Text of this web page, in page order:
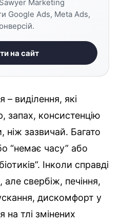
Marketing
Google Ads, Meta Ads,
на сайт
– виділення, які
запах, консистенцію
ніж зазвичай. Багато
“немає часу” або
Інколи справді
свербіж, печіння,
дискомфорт у
на тлі змінених